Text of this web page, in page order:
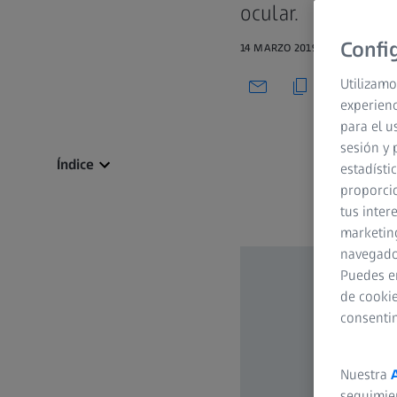
ocular.
14 MARZO 2019
Índice
para el
sesión y
tus
Puedes
de
Nuestra